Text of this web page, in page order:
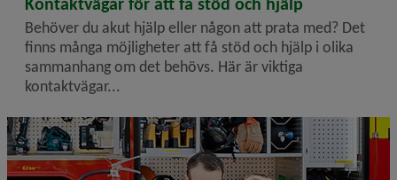
Behöver du akut hjälp eller någon att prata med? Det
finns många möjligheter att få stöd och hjälp i olika
sammanhang om det behövs. Här är viktiga
kontaktvägar...